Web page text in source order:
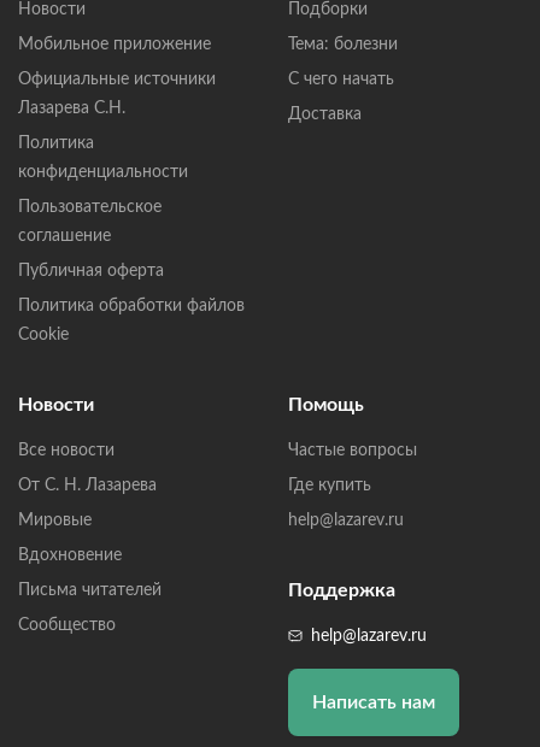
Новости
Мобильное приложение
Официальные источники
Лазарева С.Н.
Политика
конфиденциальности
Пользовательское
соглашение
Публичная оферта
Политика обработки файлов
Cookie
Подборки
Тема: болезни
С чего начать
Доставка
Новости
Все новости
От С. Н. Лазарева
Мировые
Вдохновение
Письма читателей
Сообщество
Помощь
Частые вопросы
Где купить
help@lazarev.ru
Поддержка
help@lazarev.ru
Написать нам